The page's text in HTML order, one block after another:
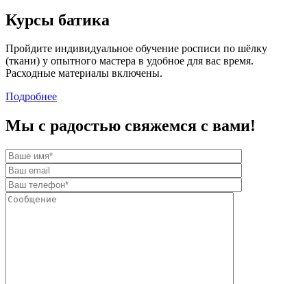
Курсы батика
Пройдите индивидуальное обучение росписи по шёлку
(ткани) у опытного мастера в удобное для вас время.
Расходные материалы включены.
Подробнее
Мы с радостью свяжемся с вами!